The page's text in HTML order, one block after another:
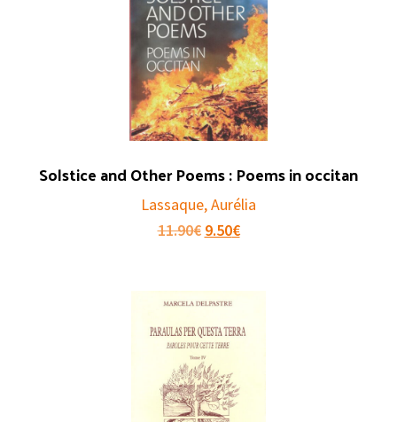
Solstice and Other Poems : Poems in occitan
Lassaque, Aurélia
11.90€ Original
11.90€.
9.50€Current